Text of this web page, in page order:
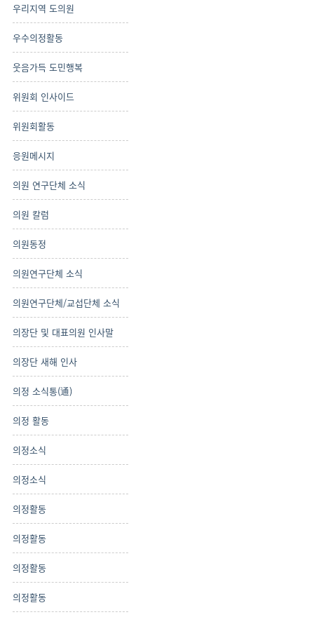
우리지역 도의원
우수의정활동
웃음가득 도민행복
위원회 인사이드
위원회활동
응원메시지
의원 연구단체 소식
의원 칼럼
의원동정
의원연구단체 소식
의원연구단체/교섭단체 소식
의장단 및 대표의원 인사말
의장단 새해 인사
의정 소식통(通)
의정 활동
의정소식
의정소식
의정활동
의정활동
의정활동
의정활동